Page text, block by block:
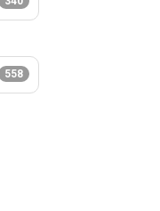
558